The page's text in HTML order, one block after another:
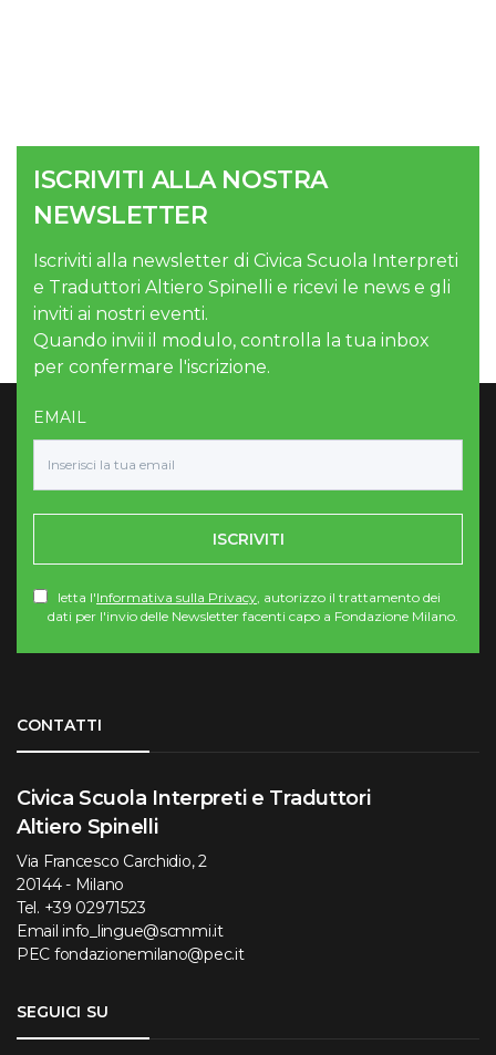
ISCRIVITI ALLA NOSTRA
NEWSLETTER
Iscriviti alla newsletter di Civica Scuola Interpreti
e Traduttori Altiero Spinelli e ricevi le news e gli
inviti ai nostri eventi.
Quando invii il modulo, controlla la tua inbox
per confermare l'iscrizione.
EMAIL
ISCRIVITI
letta l'Informativa sulla Privacy, autorizzo il trattamento dei
dati per l'invio delle Newsletter facenti capo a Fondazione Milano.
CONTATTI
Civica Scuola Interpreti e Traduttori
Altiero Spinelli
Via Francesco Carchidio, 2
20144 - Milano
Tel. +39 02971523
Email info_lingue@scmmi.it
PEC fondazionemilano@pec.it
SEGUICI SU